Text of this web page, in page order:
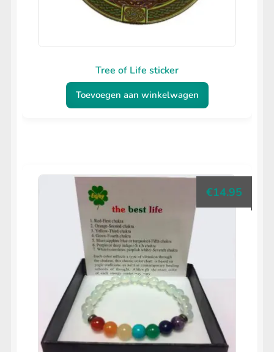
Tree of Life sticker
Toevoegen aan winkelwagen
€14.95